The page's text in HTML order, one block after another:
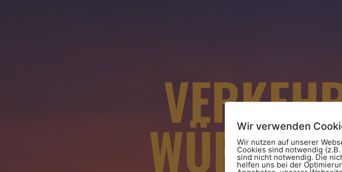
Wir verwenden
Wir nutzen auf unserer
Cookies sind notwendig
sind nicht notwendig. Die
helfen uns bei der